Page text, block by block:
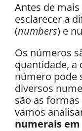
Antes de
esclarecer a
(numbers) e
Os números
quantidade, a
número pode
diversos
são as
vamos
numerais